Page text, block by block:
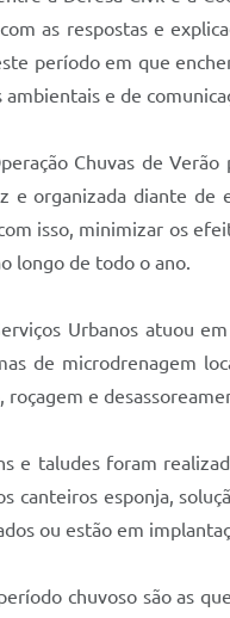
as respostas e
período em que
ambientais e de
Chuvas de
e organizada diante
isso, minimizar os
longo de todo o ano.
Urbanos atuou
de microdrenagem
roçagem e
e taludes foram
canteiros esponja,
ou estão em
chuvoso são as